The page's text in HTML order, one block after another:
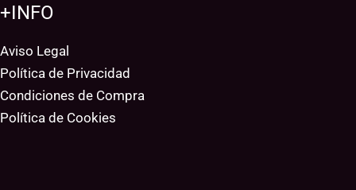
+INFO
Aviso Legal
Política de Privacidad
Condiciones de Compra
Política de Cookies